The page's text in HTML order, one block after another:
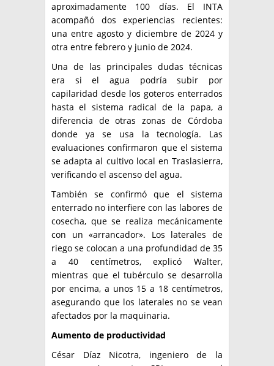
aproximadamente 100 días. El INTA
acompañó dos experiencias recientes:
una entre agosto y diciembre de 2024 y
otra entre febrero y junio de 2024.
Una de las principales dudas técnicas
era si el agua podría subir por
capilaridad desde los goteros enterrados
hasta el sistema radical de la papa, a
diferencia de otras zonas de Córdoba
donde ya se usa la tecnología. Las
evaluaciones confirmaron que el sistema
se adapta al cultivo local en Traslasierra,
verificando el ascenso del agua.
También se confirmó que el sistema
enterrado no interfiere con las labores de
cosecha, que se realiza mecánicamente
con un «arrancador». Los laterales de
riego se colocan a una profundidad de 35
a 40 centímetros, explicó Walter,
mientras que el tubérculo se desarrolla
por encima, a unos 15 a 18 centímetros,
asegurando que los laterales no se vean
afectados por la maquinaria.
Aumento de productividad
César Díaz Nicotra, ingeniero de la